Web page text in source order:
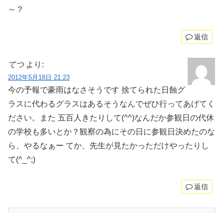
～？
返信
てつ より:
2012年5月18日 21:23
今の予報で豪雨はなさそうです 捨てられた日蝕グ
ラスに代わるグラスはあるそうなんでぜひ行ってあげてく
ださい。また 五百人きたりして(^^)なんだか参観日の代休
の学校も多いとか？観察の為にその日に参観日決めたのな
ら、やるなぁー てか、先生が見たかっただけやったりし
て(^_^;)
返信